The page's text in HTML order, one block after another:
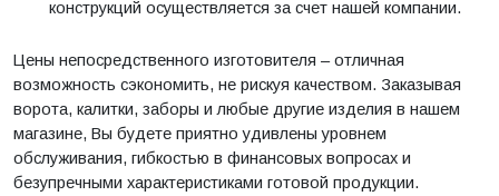
конструкций осуществляется за счет нашей компании.
Цены непосредственного изготовителя – отличная
возможность сэкономить, не рискуя качеством. Заказывая
ворота, калитки, заборы и любые другие изделия в нашем
магазине, Вы будете приятно удивлены уровнем
обслуживания, гибкостью в финансовых вопросах и
безупречными характеристиками готовой продукции.